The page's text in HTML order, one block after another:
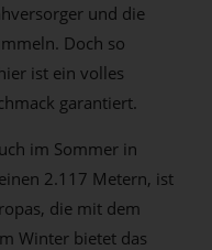
und die
Doch so
ist ein volles
garantiert.
im Sommer in
2.117 Metern, ist
die mit dem
Winter bietet das